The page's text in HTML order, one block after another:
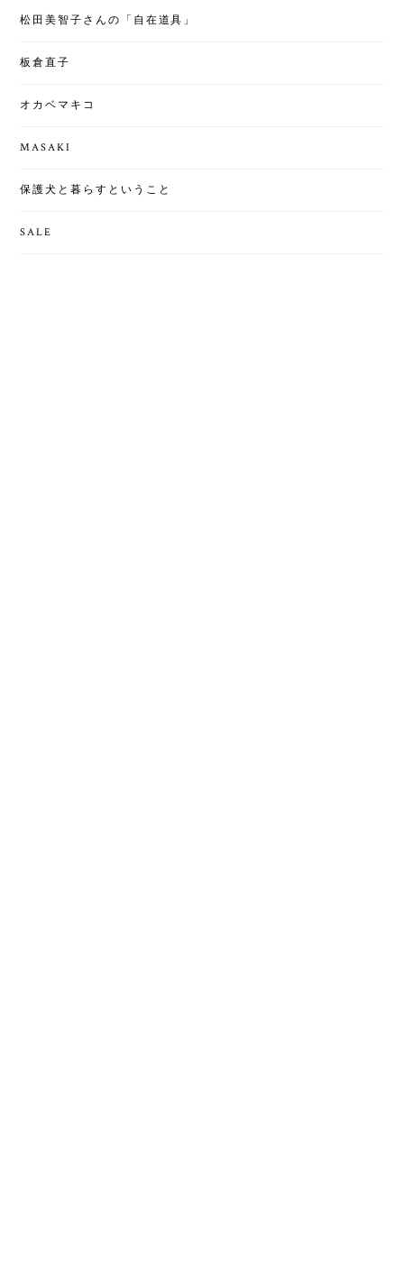
松田美智子さんの「自在道具」
板倉直子
オカベマキコ
MASAKI
保護犬と暮らすということ
SALE